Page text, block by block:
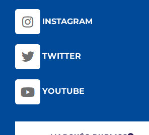
INSTAGRAM
TWITTER
YOUTUBE